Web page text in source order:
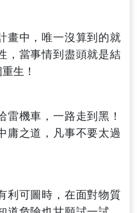
畫中，唯一沒算到的就
，當事情到盡頭就是結
生！
雷機車，一路走到黑！
庸之道，凡事不要太過
利可圖時，在面對物質